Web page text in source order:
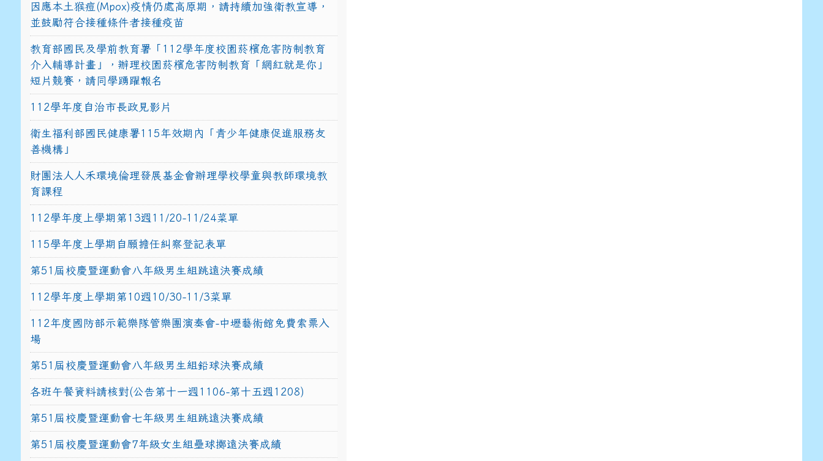
因應本土猴痘(Mpox)疫情仍處高原期，請持續加強衛教宣導，
並鼓勵符合接種條件者接種疫苗
教育部國民及學前教育署「112學年度校園菸檳危害防制教育
介入輔導計畫」，辦理校園菸檳危害防制教育「網紅就是你」
短片競賽，請同學踴躍報名
112學年度自治市長政見影片
衛生福利部國民健康署115年效期內「青少年健康促進服務友
善機構」
財團法人人禾環境倫理發展基金會辦理學校學童與教師環境教
育課程
112學年度上學期第13週11/20-11/24菜單
115學年度上學期自願擔任糾察登記表單
第51屆校慶暨運動會八年級男生組跳遠決賽成績
112學年度上學期第10週10/30-11/3菜單
112年度國防部示範樂隊管樂團演奏會-中壢藝術館免費索票入
場
第51屆校慶暨運動會八年級男生組鉛球決賽成績
各班午餐資料請核對(公告第十一週1106-第十五週1208)
第51屆校慶暨運動會七年級男生組跳遠決賽成績
第51屆校慶暨運動會7年級女生組壘球擲遠決賽成績